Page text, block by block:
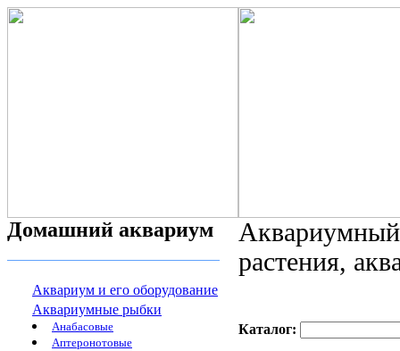
Домашний аквариум
Аквариум и его оборудование
Аквариумные рыбки
Анабасовые
Аптеронотовые
растения,
Каталог: